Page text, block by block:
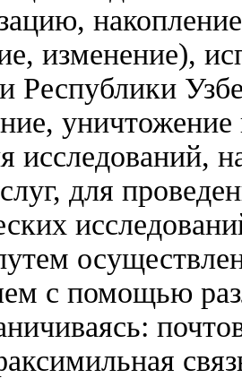
изменение),
Республики
исследований,
для
с помощью